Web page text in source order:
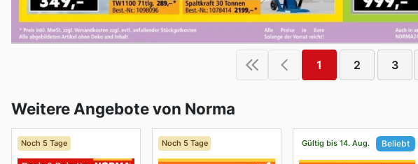
1 2 3
Weitere Angebote von Norma
Noch 5 Tage Noch 5 Tage Gültig bis 14. Aug. Beliebt